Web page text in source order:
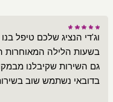
וג'די הנציג שלכם טיפל
גם השירות שקיבלנו
בדובאי נשתמש שוב